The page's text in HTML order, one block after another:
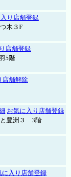
り店舗登録
木３F
店舗登録
5階
店舗解除
お気に入り店舗登録
と豊洲３ 3階
に入り店舗登録